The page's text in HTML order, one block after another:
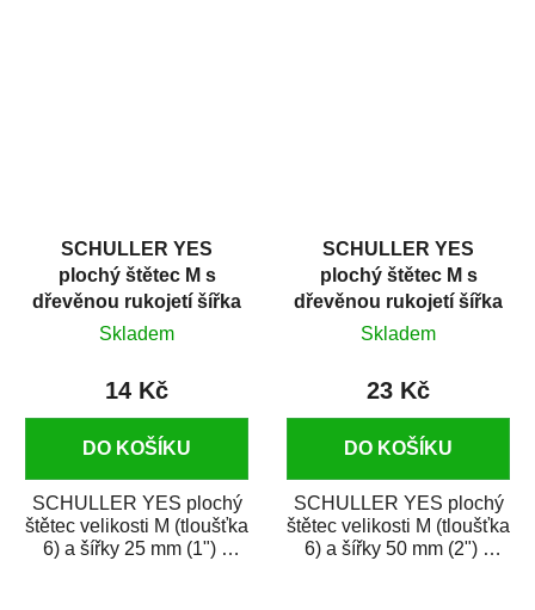
SCHULLER YES
plochý štětec M s
dřevěnou rukojetí šířka
25 mm
Skladem
14 Kč
DO KOŠÍKU
SCHULLER YES plochý
štětec velikosti M (tloušťka
6) a šířky 25 mm (1") s
SCHULLER YES
plochý štětec M s
dřevěnou rukojetí šířka
50 mm
Skladem
23 Kč
DO KOŠÍKU
SCHULLER YES plochý
štětec velikosti M (tloušťka
6) a šířky 50 mm (2") s